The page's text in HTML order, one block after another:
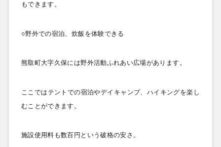
もできます。
○野外での宿泊、炊飯を体験できる
熊取町大字久保には野外活動ふれあい広場があります。
ここではテントでの宿泊やデイキャンプ、ハイキングを楽し
むことができます。
施設使用料も数百円という破格の安さ。